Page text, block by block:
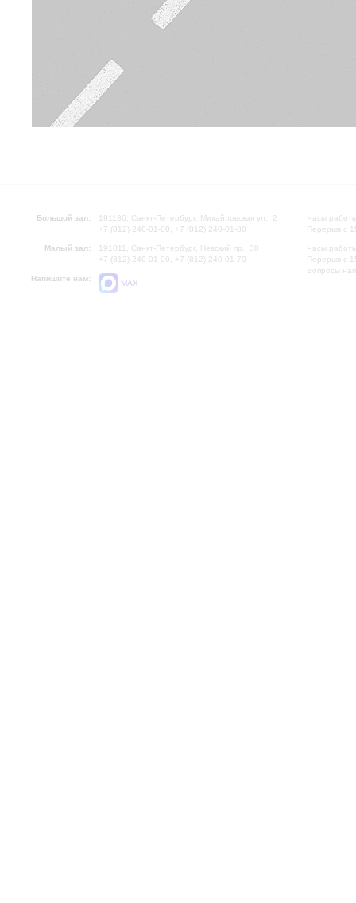
Большой зал:
191186, Санкт-Петербург, Михайловская ул., 2
+7 (812) 240-01-00, +7 (812) 240-01-80
Малый зал:
191011, Санкт-Петербург, Невский пр., 30
+7 (812) 240-01-00, +7 (812) 240-01-70
Напишите нам:
MAX
Часы
Перерыв с
Часы
Перерыв с
Вопросы